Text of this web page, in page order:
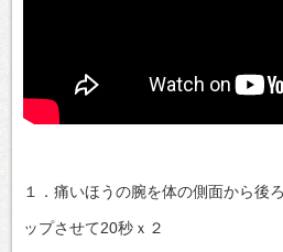
１．痛いほうの腕を体の側面から後
ップさせて20秒ｘ２